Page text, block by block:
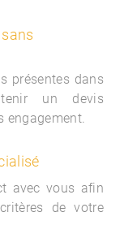
présentes dans
un devis
engagement.
avec vous afin
de votre